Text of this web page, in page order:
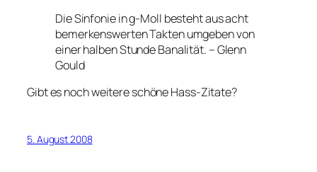
Die Sinfonie in g-Moll besteht aus acht
bemerkenswerten Takten umgeben von
einer halben Stunde Banalität. – Glenn
Gould
Gibt es noch weitere schöne Hass-Zitate?
5. August 2008